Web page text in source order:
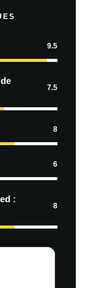
9.5
7.5
8
6
:
8